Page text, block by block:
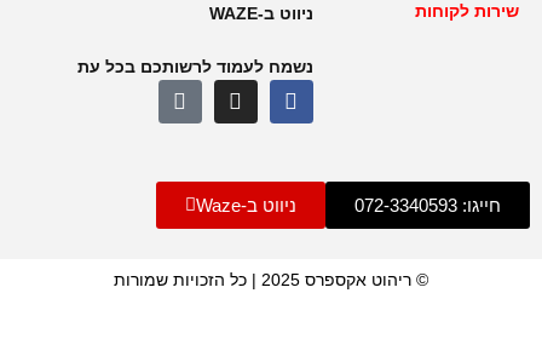
שירות לקוחות
ניווט ב-WAZE
נשמח לעמוד לרשותכם בכל עת
חייגו: 072-3340593 ניווט ב-Waze
© ריהוט אקספרס 2025 | כל הזכויות שמורות